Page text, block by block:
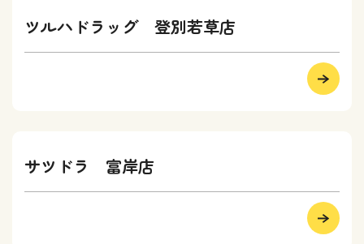
ツルハドラッグ 登別若草店
サツドラ 富岸店